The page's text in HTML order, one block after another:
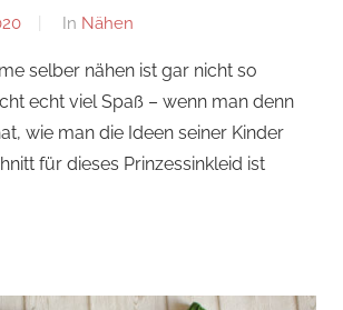
Von
In Nähen
selber nähen ist gar nicht so
echt viel Spaß – wenn man denn
wie man die Ideen seiner Kinder
für dieses Prinzessinkleid ist